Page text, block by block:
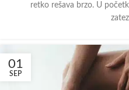
retko rešava brzo. U
01
SEP